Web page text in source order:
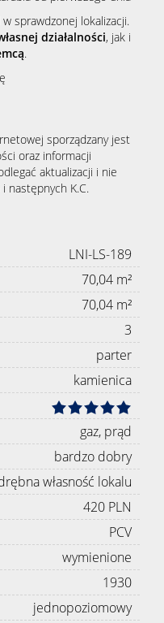
sprawdzonej lokalizacji.
działalności, jak i
.
sporządzany jest
oraz informacji
aktualizacji i nie
następnych K.C.
LNI-LS-189
70,04 m²
70,04 m²
3
parter
kamienica
gaz, prąd
bardzo dobry
własność lokalu
420 PLN
PCV
wymienione
1930
jednopoziomowy